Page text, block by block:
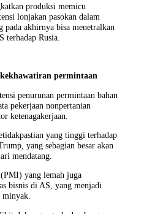
produksi memicu
lonjakan pasokan dalam
pada akhirnya bisa menetralkan
terhadap Rusia.
permintaan
penurunan permintaan bahan
pekerjaan nonpertanian
ketenagakerjaan.
yang tinggi terhadap
yang sebagian besar akan
mendatang.
yang lemah juga
bisnis di AS, yang menjadi
minyak.